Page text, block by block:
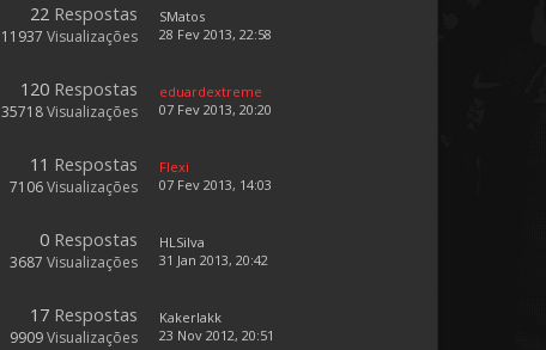
22 Respostas
11937 Visualizações
SMatos
28 Fev 2013, 22:58
120 Respostas
35718Visualizações
eduardextreme
07 Fev 2013, 20:20
11 Respostas
7106Visualizações
Flexi
07 Fev 2013, 14:03
0 Respostas
3687 Visualizações
HLSilva
31 Jan 2013, 20:42
17 Respostas
9909Visualizações
Kakerlakk
23 Nov 2012, 20:51